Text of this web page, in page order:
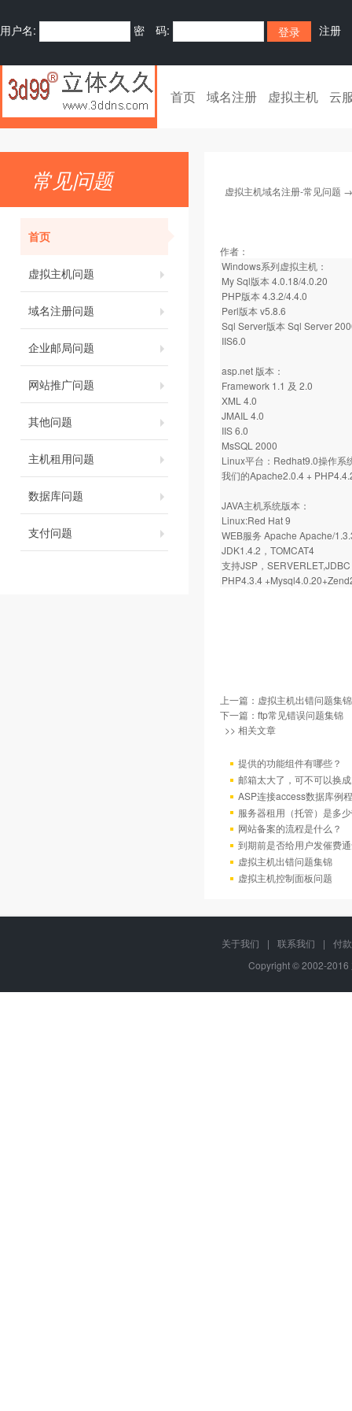
用户名: 密 码: 注册
首页 域名注册 虚拟主机 云
常见问题
首页
虚拟主机问题
域名注册问题
企业邮局问题
网站推广问题
其他问题
主机租用问题
数据库问题
支付问题
虚拟主机域名注册-常见问题
作者：
Windows系列虚拟主机：
My Sql版本 4.0.18/4.0.20
PHP版本 4.3.2/4.4.0
Perl版本 v5.8.6
Sql Server版本 Sql Server
IIS6.0
asp.net 版本：
Framework 1.1 及 2.0
XML 4.0
JMAIL 4.0
IIS 6.0
MsSQL 2000
Linux平台：Redhat9.0操作系
我们的Apache2.0.4 +
JAVA主机系统版本：
Linux:Red Hat 9
WEB服务 Apache Apache/
JDK1.4.2，TOMCAT4
支持JSP，
PHP4.3.4
上一篇： 虚拟主机出错问题集锦
下一篇： ftp常见错误问题集锦
>> 相关文章
提供的功能组件有哪些？
邮箱太大了，可不可以换
ASP连接access数据库例程
服务器租用（托管）是多
网站备案的流程是什么？
到期前是否给用户发催费
虚拟主机出错问题集锦
虚拟主机控制面板问题
关于我们 | 联系我们 |
付
Copyright © 2002-